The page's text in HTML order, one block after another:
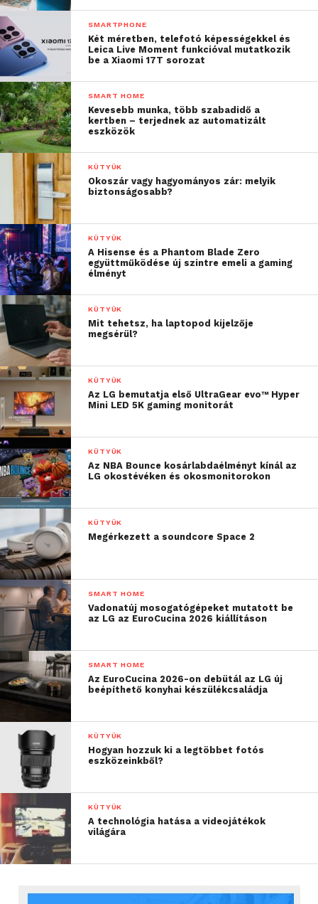
SMARTPHONE
Két méretben, telefotó képességekkel és
Leica Live Moment funkcióval mutatkozik
be a Xiaomi 17T sorozat
SMART HOME
Kevesebb munka, több szabadidő a
kertben – terjednek az automatizált
eszközök
KÜTYÜK
Okoszár vagy hagyományos zár: melyik
biztonságosabb?
KÜTYÜK
A Hisense és a Phantom Blade Zero
együttműködése új szintre emeli a gaming
élményt
KÜTYÜK
Mit tehetsz, ha laptopod kijelzője
megsérül?
KÜTYÜK
Az LG bemutatja első UltraGear evo™ Hyper
Mini LED 5K gaming monitorát
KÜTYÜK
Az NBA Bounce kosárlabdaélményt kínál az
LG okostévéken és okosmonitorokon
KÜTYÜK
Megérkezett a soundcore Space 2
SMART HOME
Vadonatúj mosogatógépeket mutatott be
az LG az EuroCucina 2026 kiállításon
SMART HOME
Az EuroCucina 2026-on debütál az LG új
beépíthető konyhai készülékcsaládja
KÜTYÜK
Hogyan hozzuk ki a legtöbbet fotós
eszközeinkből?
KÜTYÜK
A technológia hatása a videojátékok
világára